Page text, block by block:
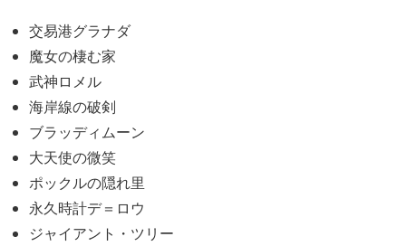
交易港グラナダ
魔女の棲む家
武神ロメル
海岸線の破剣
ブラッディムーン
大天使の微笑
ポックルの隠れ里
永久時計デ＝ロウ
ジャイアント・ツリー